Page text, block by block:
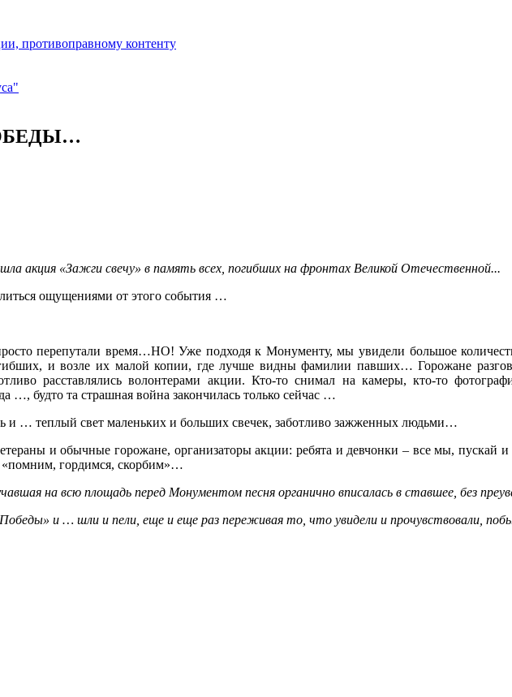
противоправному контенту
акция «Зажги свечу» в память всех, погибших на фронтах Великой Отечественной...
ощущениями от этого события …
перепутали время…НО! Уже подходя к Монументу, мы увидели большое
и возле их малой копии, где лучше видны фамилии павших… Горожане
расставлялись волонтерами акции. Кто-то снимал на камеры, кто-то
будто та страшная война закончилась только сейчас …
и … теплый свет маленьких и больших свечек, заботливо зажженных людьми…
и обычные горожане, организаторы акции: ребята и девчонки – все мы, пускай
«помним, гордимся, скорбим»…
на всю площадь перед Монументом песня органично вписалась в ставшее, без
и … шли и пели, еще и еще раз переживая то, что увидели и прочувствовали,